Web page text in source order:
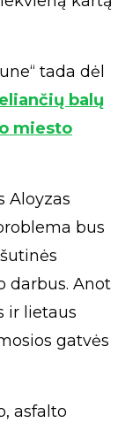
tada dėl
balų
miesto
Aloyzas
bus
darbus. Anot
ir lietaus
gatvės
asfalto